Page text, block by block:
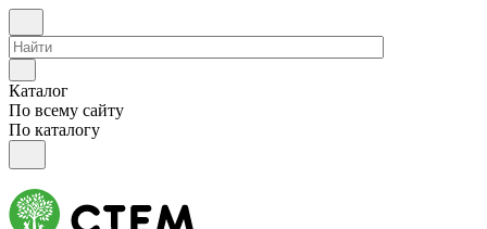
Каталог
По всему сайту
По каталогу